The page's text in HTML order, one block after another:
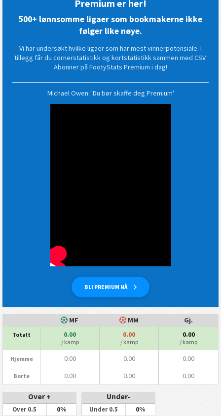
Premium er her!
500+ lønnsomme ligaer som bookmakerne ikke
følger like nøye.
Vi har undersøkt hvilke ligaer som har mest vinnerpotensiale. I
tillegg får du cornerstatistikk og kortstatistikk sammen med CSV.
Abonner på FootyStats Premium i dag!
BLI PREMIUM NÅ
Michael Owen: 'Du bør skaffe deg Premium'
MF MM Gj.
Totalt 0.00
/ kamp
0.00
/ kamp
0.00
/ kamp
Hjemme 0.00 0.00 0.00
Borte 0.00 0.00 0.00
Over +
Over 0.5 0%
Under-
Under 0.5 0%